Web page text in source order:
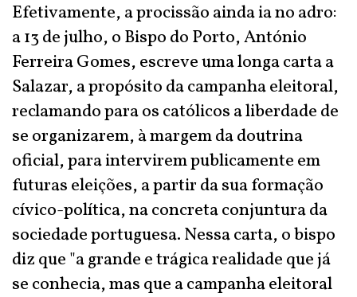
Efetivamente, a procissão ainda ia no adro:
a 13 de julho, o Bispo do Porto, António
Ferreira Gomes, escreve uma longa carta a
Salazar, a propósito da campanha eleitoral,
reclamando para os católicos a liberdade de
se organizarem, à margem da doutrina
oficial, para intervirem publicamente em
futuras eleições, a partir da sua formação
cívico-política, na concreta conjuntura da
sociedade portuguesa. Nessa carta, o bispo
diz que "a grande e trágica realidade que já
se conhecia, mas que a campanha eleitoral